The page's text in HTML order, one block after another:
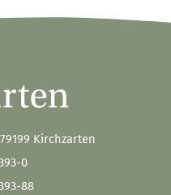
Kirchzarten
0
88